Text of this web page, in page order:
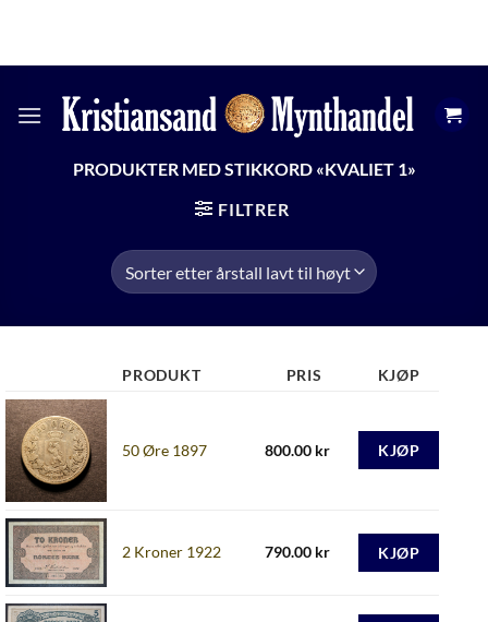
content
PRODUKTER MED STIKKORD «KVALIET 1»
FILTRER
PRODUKT PRIS KJØP
50 Øre 1897 800.00 kr KJØP
2 Kroner 1922 790.00 kr KJØP